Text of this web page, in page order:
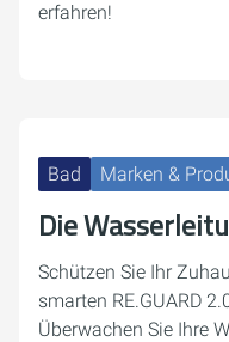
erfahren!
Bad Marken &
Die
Schützen Sie Ihr
smarten RE.GUARD
Überwachen Sie Ihre